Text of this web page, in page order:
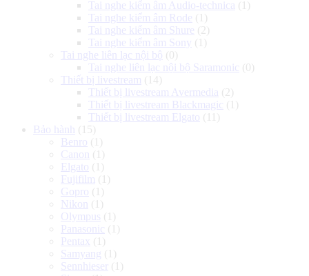
Tai nghe kiểm âm Audio-technica (1)
Tai nghe kiểm âm Rode (1)
Tai nghe kiểm âm Shure (2)
Tai nghe kiểm âm Sony (1)
Tai nghe liên lạc nội bộ (0)
Tai nghe liên lạc nội bộ Saramonic (0)
Thiết bị livestream (14)
Thiết bị livestream Avermedia (2)
Thiết bị livestream Blackmagic (1)
Thiết bị livestream Elgato (11)
Bảo hành
(15)
Benro (1)
Canon
(1)
Elgato (1)
Fujifilm (1)
Gopro (1)
Nikon
(1)
Olympus (1)
Panasonic (1)
Pentax (1)
Samyang (1)
Sennhieser
(1)